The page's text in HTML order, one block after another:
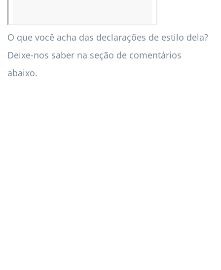
O que você acha das declarações de estilo dela?
Deixe-nos saber na seção de comentários
abaixo.